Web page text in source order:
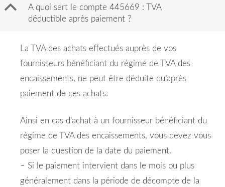
B
A quoi sert le compte 445669 : TVA
déductible après paiement ?
La TVA des achats effectués auprès de vos
fournisseurs bénéficiant du régime de TVA des
encaissements, ne peut être déduite qu’après
paiement de ces achats.
Ainsi en cas d’achat à un fournisseur bénéficiant du
régime de TVA des encaissements, vous devez vous
poser la question de la date du paiement.
– Si le paiement intervient dans le mois ou plus
généralement dans la période de décompte de la